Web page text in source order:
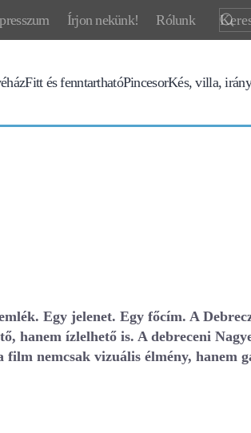
Írjon nekünk! Rólunk
Fitt és fenntarthatóPincesorKés, villa,
Egy jelenet. Egy főcím. A
hanem ízlelhető is. A debreceni
nemcsak vizuális élmény, hanem